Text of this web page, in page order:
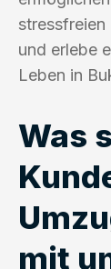
und erlebe
Leben in
Was
mit